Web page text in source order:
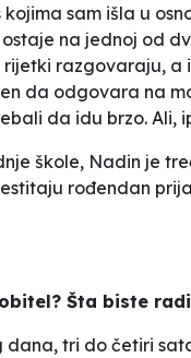
sam išla u
na jednoj od
razgovaraju,
da odgovara na
da idu brzo. Ali,
škole, Nadin je
rođendan
Šta biste
tri do četiri